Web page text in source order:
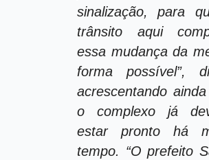
sinalização, para
trânsito aqui
essa mudança da
forma possível”,
acrescentando
o complexo já
estar pronto há
tempo. “O prefeito